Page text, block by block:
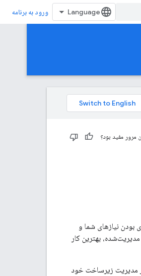
ورود به برنامه
مرور مفید بود؟
بودن نیازهای شما و
بهترین کار
مدیریت زیرساخت خود